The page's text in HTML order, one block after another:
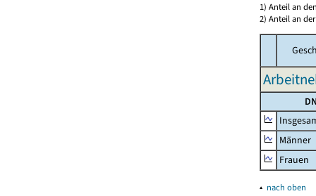
1) Anteil an
2) Anteil an
Männer
Frauen
▴ nach oben